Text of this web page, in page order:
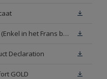
EU Ecolabel Alphatex SF Wit (Enkel in het Frans beschikbaar)
Declaration
GOLD